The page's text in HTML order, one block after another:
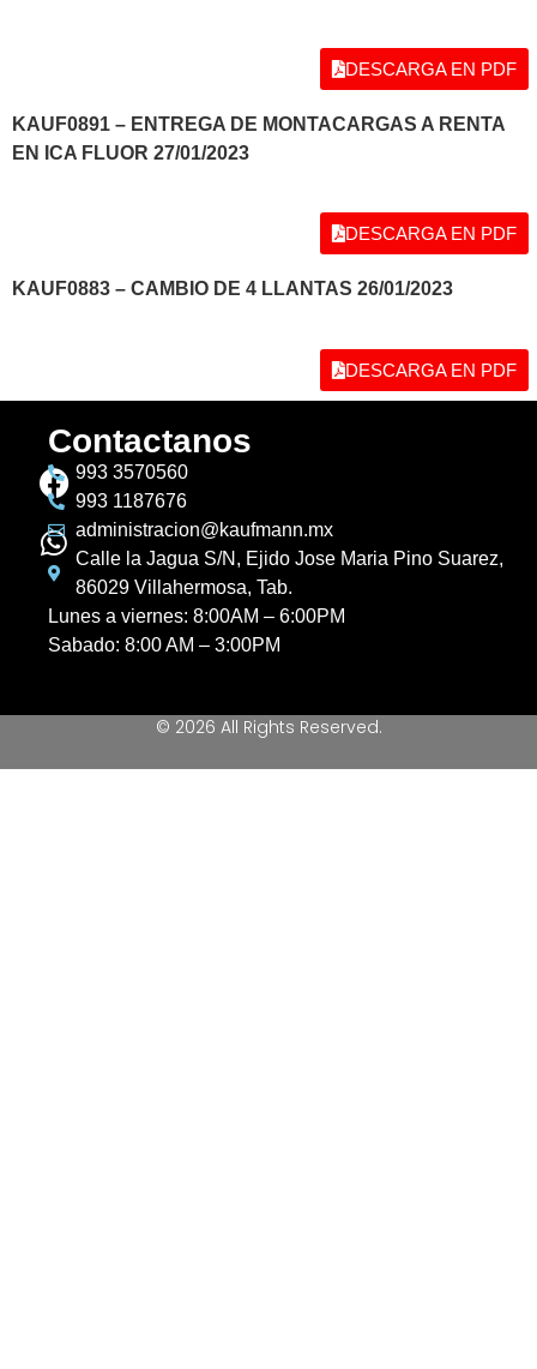
DESCARGA EN PDF
KAUF0891 – ENTREGA DE MONTACARGAS A RENTA
EN ICA FLUOR 27/01/2023
DESCARGA EN PDF
KAUF0883 – CAMBIO DE 4 LLANTAS 26/01/2023
DESCARGA EN PDF
Contactanos
993 3570560
993 1187676
administracion@kaufmann.mx
Calle la Jagua S/N, Ejido Jose Maria Pino Suarez,
86029 Villahermosa, Tab.
Lunes a viernes: 8:00AM – 6:00PM
Sabado: 8:00 AM – 3:00PM
© 2026 All Rights Reserved.